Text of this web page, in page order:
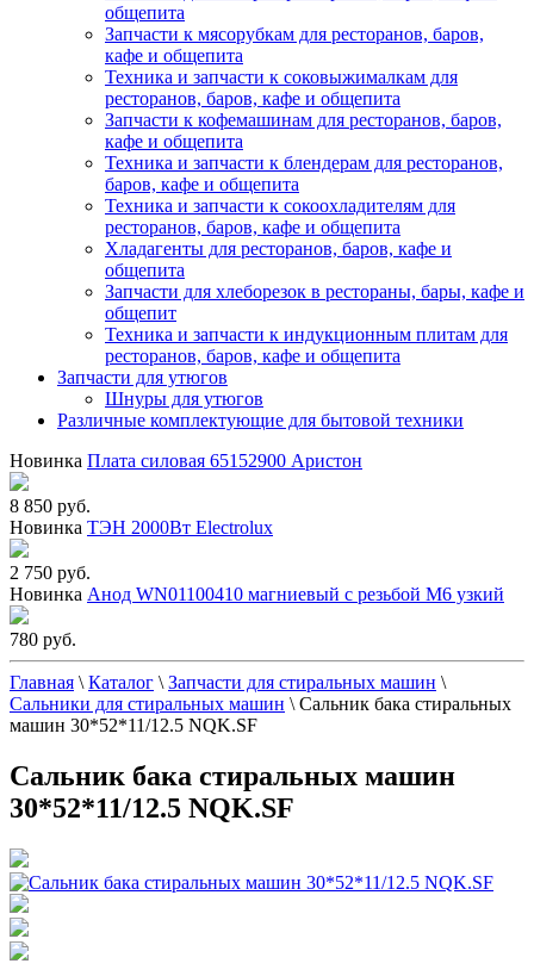
общепита
Запчасти к мясорубкам для ресторанов, баров,
кафе и общепита
Техника и запчасти к соковыжималкам для
ресторанов, баров, кафе и общепита
Запчасти к кофемашинам для ресторанов, баров,
кафе и общепита
Техника и запчасти к блендерам для ресторанов,
баров, кафе и общепита
Техника и запчасти к сокоохладителям для
ресторанов, баров, кафе и общепита
Хладагенты для ресторанов, баров, кафе и
общепита
Запчасти для хлеборезок в рестораны, бары, кафе и
общепит
Техника и запчасти к индукционным плитам для
ресторанов, баров, кафе и общепита
Запчасти для утюгов
Шнуры для утюгов
Различные комплектующие для бытовой техники
Новинка Плата силовая 65152900 Аристон
8 850 руб.
Новинка ТЭН 2000Вт Electrolux
2 750 руб.
Новинка Анод WN01100410 магниевый с резьбой М6 узкий
780 руб.
Главная \ Каталог \ Запчасти для стиральных машин \
Сальники для стиральных машин \ Сальник бака стиральных
машин 30*52*11/12.5 NQK.SF
Сальник бака стиральных машин
30*52*11/12.5 NQK.SF